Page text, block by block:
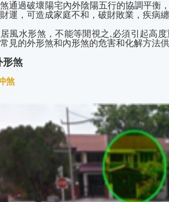
通過破壞陽宅內外陰陽五行的協調平衡
運，可造成家庭不和，破財敗業，疾病
風水形煞，不能等閒視之,必須引起高
見的外形煞和內形煞的危害和化解方法供
形煞
煞